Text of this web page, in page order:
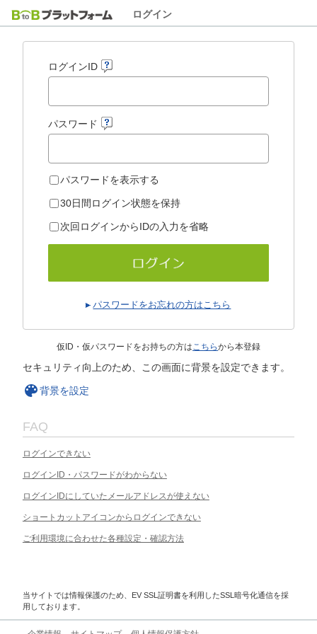
ログイン
ログインID
パスワード
パスワードを表示する
30日間ログイン状態を保持
次回ログインからIDの入力を省略
パスワードをお忘れの方はこちら
仮ID・仮パスワードをお持ちの方はこちらから本登録
セキュリティ向上のため、この画面に背景を設定できます。
背景を設定
FAQ
ログインできない
ログインID・パスワードがわからない
ログインIDにしていたメールアドレスが使えない
ショートカットアイコンからログインできない
ご利用環境に合わせた各種設定・確認方法
当サイトでは情報保護のため、EV SSL証明書を利用したSSL暗号化通信を採
用しております。